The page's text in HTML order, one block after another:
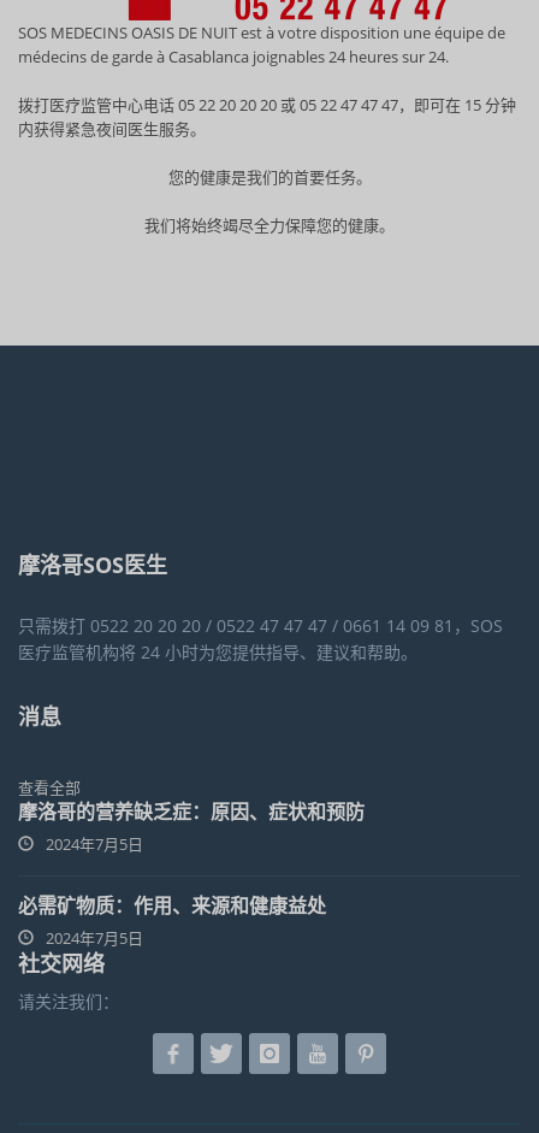
SOS MEDECINS OASIS DE NUIT est à votre disposition une équipe de
médecins de garde à Casablanca joignables 24 heures sur 24.
拨打医疗监管中心电话 05 22 20 20 20 或 05 22 47 47 47，即可在 15 分钟
内获得紧急夜间医生服务。
您的健康是我们的首要任务。
我们将始终竭尽全力保障您的健康。
摩洛哥SOS医生
只需拨打 0522 20 20 20 / 0522 47 47 47 / 0661 14 09 81，SOS
医疗监管机构将 24 小时为您提供指导、建议和帮助。
消息
查看全部
摩洛哥的营养缺乏症：原因、症状和预防
2024年7月5日
必需矿物质：作用、来源和健康益处
2024年7月5日
社交网络
请关注我们：